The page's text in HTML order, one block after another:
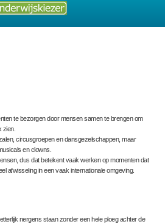
te bezorgen door mensen samen te brengen om
zien.
circusgroepen en dansgezelschappen, maar
en clowns.
dus dat betekent vaak werken op momenten dat
afwisseling in een vaak internationale omgeving.
nergens staan zonder een hele ploeg achter de